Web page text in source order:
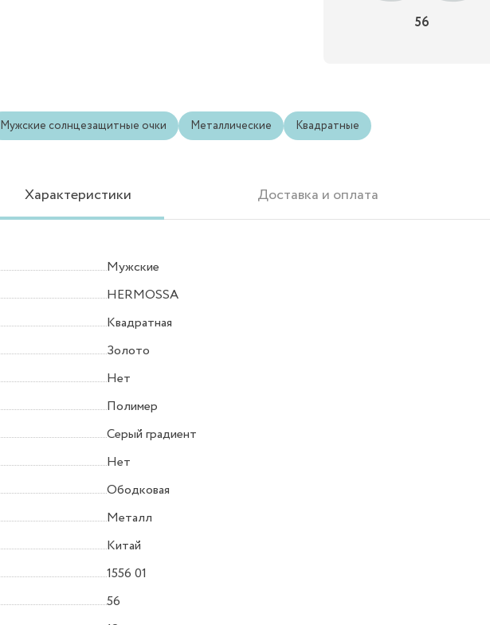
56
Мужские солнцезащитные очки Металлические Квадратные
Характеристики Доставка и оплата
Мужские
HERMOSSA
Квадратная
Золото
Нет
Полимер
Серый градиент
Нет
Ободковая
Металл
Китай
1556 01
56